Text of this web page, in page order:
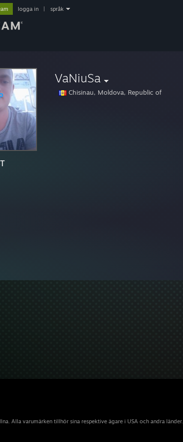
logga in språk
VaNiuSa
Chisinau, Moldova, Republic of
Alla varumärken tillhör sina respektive ägare i USA och andra länder.